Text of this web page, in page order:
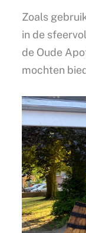
Zoals
in de
de Oude
mochten